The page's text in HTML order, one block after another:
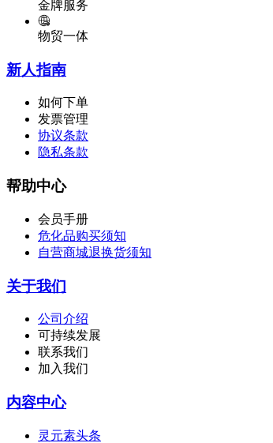
金牌服务
物贸一体
新人指南
如何下单
发票管理
协议条款
隐私条款
帮助中心
会员手册
危化品购买须知
自营商城退换货须知
关于我们
公司介绍
可持续发展
联系我们
加入我们
内容中心
灵元素头条